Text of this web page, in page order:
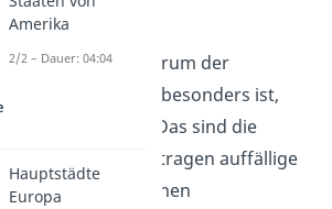
weiterer Grund, warum der
Palace so besonders ist,
die
. Das sind die
Wachen. Sie tragen auffällige
Uniformen mit hohen
Amerika
2/2 – Dauer: 04:04
Hauptstädte
Europa